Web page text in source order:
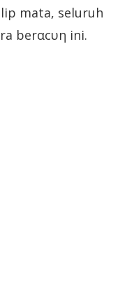
mata, seluruh
berαcυη ini.